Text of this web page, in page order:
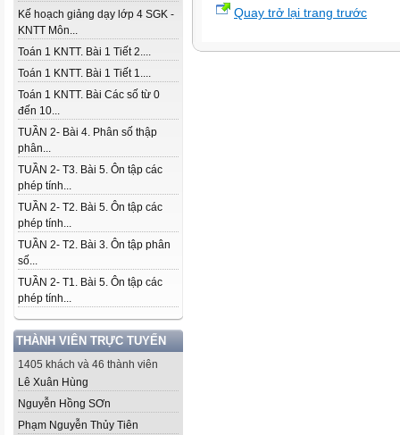
Kế hoạch giảng dạy lớp 4 SGK -
KNTT Môn...
Toán 1 KNTT. Bài 1 Tiết 2....
Toán 1 KNTT. Bài 1 Tiết 1....
Toán 1 KNTT. Bài Các số từ 0
đến 10...
TUẦN 2- Bài 4. Phân số thập
phân...
TUẦN 2- T3. Bài 5. Ôn tập các
phép tính...
TUẦN 2- T2. Bài 5. Ôn tập các
phép tính...
TUẦN 2- T2. Bài 3. Ôn tập phân
số...
TUẦN 2- T1. Bài 5. Ôn tập các
phép tính...
THÀNH VIÊN TRỰC TUYẾN
1405 khách và 46 thành viên
Lê Xuân Hùng
Nguyễn Hồng SƠn
Phạm Nguyễn Thủy Tiên
Quay trở lại trang trước